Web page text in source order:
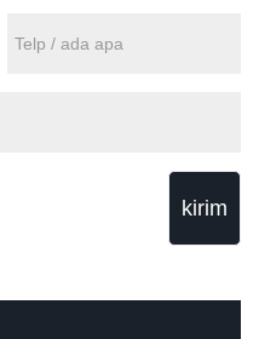
kirim